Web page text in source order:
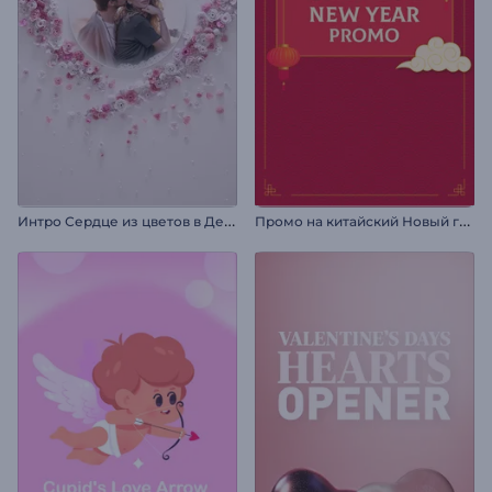
И
нтро Сердце из цветов в День Святого Валентина П
ромо на китайский Новый год